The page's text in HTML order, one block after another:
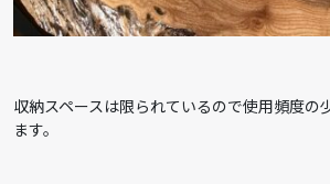
収納スペースは限られているので使用頻度の
ます。